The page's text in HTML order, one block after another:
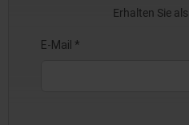
Erhalten Sie